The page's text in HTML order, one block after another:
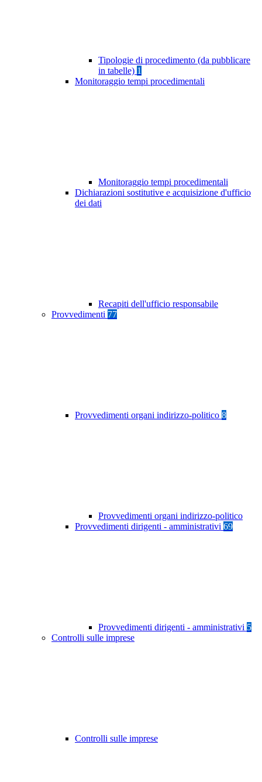
Tipologie di procedimento (da pubblicare
in tabelle) 1
Monitoraggio tempi procedimentali
Monitoraggio tempi procedimentali
Dichiarazioni sostitutive e acquisizione d'ufficio
dei dati
Recapiti dell'ufficio responsabile
Provvedimenti 77
Provvedimenti organi indirizzo-politico 8
Provvedimenti organi indirizzo-politico
Provvedimenti dirigenti - amministrativi 69
Provvedimenti dirigenti - amministrativi 5
Controlli sulle imprese
Controlli sulle imprese